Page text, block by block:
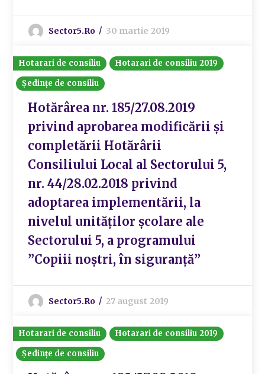
Sector5.ro 30 martie 2019
Hotarari de consiliu
Hotarari de consiliu 2019
Ședințe de consiliu
Hotărârea nr. 185/27.08.2019
privind aprobarea modificării și
completării Hotărârii
Consiliului Local al Sectorului 5,
nr. 44/28.02.2018 privind
adoptarea implementării, la
nivelul unităților școlare ale
Sectorului 5, a programului
”Copiii noștri, în siguranță”
Sector5.ro 27 august 2019
Hotarari de consiliu
Hotarari de consiliu 2019
Ședințe de consiliu